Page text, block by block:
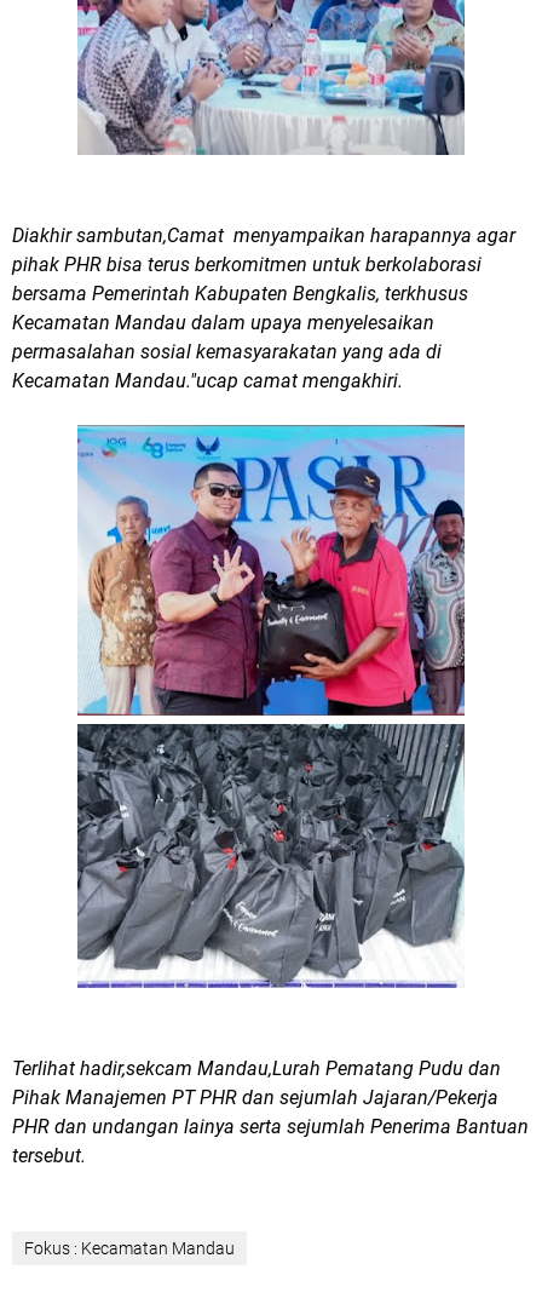
Diakhir sambutan,Camat menyampaikan harapannya agar
pihak PHR bisa terus berkomitmen untuk berkolaborasi
bersama Pemerintah Kabupaten Bengkalis, terkhusus
Kecamatan Mandau dalam upaya menyelesaikan
permasalahan sosial kemasyarakatan yang ada di
Kecamatan Mandau."ucap camat mengakhiri.
Terlihat hadir,sekcam Mandau,Lurah Pematang Pudu dan
Pihak Manajemen PT PHR dan sejumlah Jajaran/Pekerja
PHR dan undangan lainya serta sejumlah Penerima Bantuan
tersebut.
Fokus : Kecamatan Mandau